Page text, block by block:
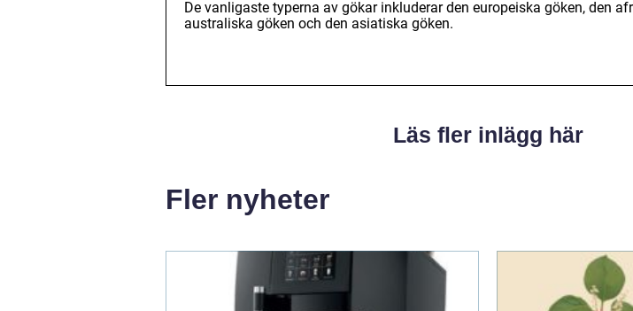
De vanligaste typerna av gökar inkluderar den europeiska göken, den
australiska göken och den asiatiska göken.
Läs fler inlägg här
Fler nyheter